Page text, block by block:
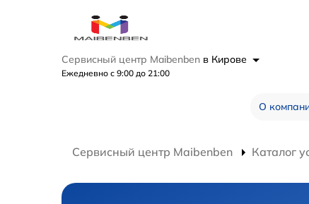
Сервисный центр Maibenben в Кирове
Ежедневно с 9:00 до 21:00
О
Сервисный центр Maibenben Каталог